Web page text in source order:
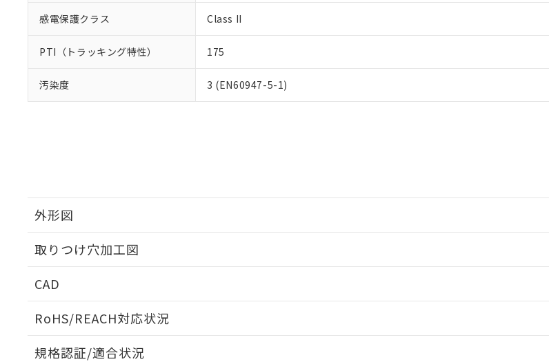
感電保護クラス Class II
PTI（トラッキング特性） 175
汚染度 3 (EN60947-5-1)
外形図
取りつけ穴加工図
CAD
RoHS/REACH対応状況
規格認証/適合状況